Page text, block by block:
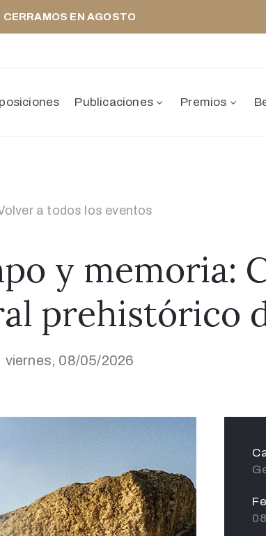
CERRAMOS EN AGOSTO
Publicaciones Premios
a todos los eventos
y memoria:
prehistórico
viernes, 08/05/2026